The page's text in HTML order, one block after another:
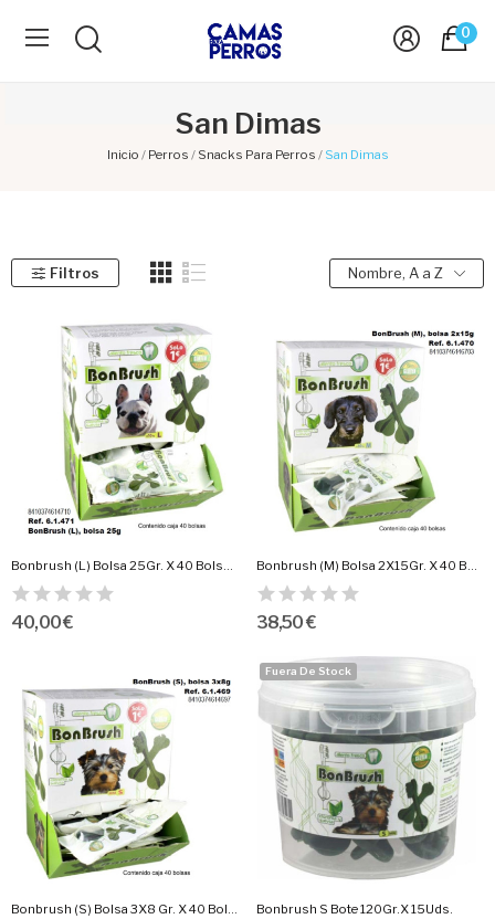
0
San Dimas
Inicio Perros Snacks Para Perros San Dimas
Filtros Nombre, A a Z
Bonbrush (L) Bolsa 25Gr. X 40 Bolsas.
40,00 €
Bonbrush (M) Bolsa 2X15Gr. X 40 Bolsas.
38,50 €
Bonbrush (S) Bolsa 3X8 Gr. X 40 Bolsas.
Fuera De Stock
Bonbrush S Bote 120Gr.X 15Uds.